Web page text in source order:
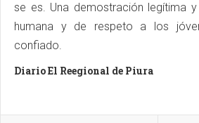
se es. Una demostración legítima
humana y de respeto a los
confiado.
Diario El Reegional de Piura